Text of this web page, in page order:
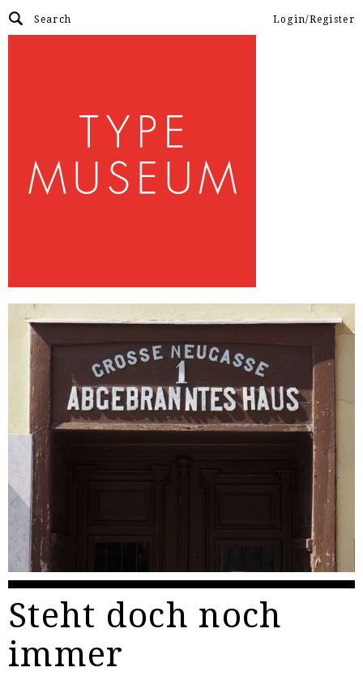
Login/Register
Steht doch noch
immer